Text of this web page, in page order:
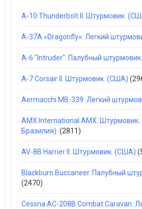
A-10 Thunderbolt II. Штурмовик.
A-37A «Dragonfly». Легкий
A-6 "Intruder". Палубный
A-7 Corsair II. Штурмовик. (США)
Aermacchi MB-339. Легкий
AMX International AMX. Штурмовик.
Бразилия). (2811)
AV-8B Harrier II. Штурмовик. (США)
Blackburn Buccaneer. Палубный
(2470)
Cessna AC-208B Combat Caravan.